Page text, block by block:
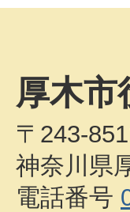
厚木市
〒243-
神奈川県
電話番号